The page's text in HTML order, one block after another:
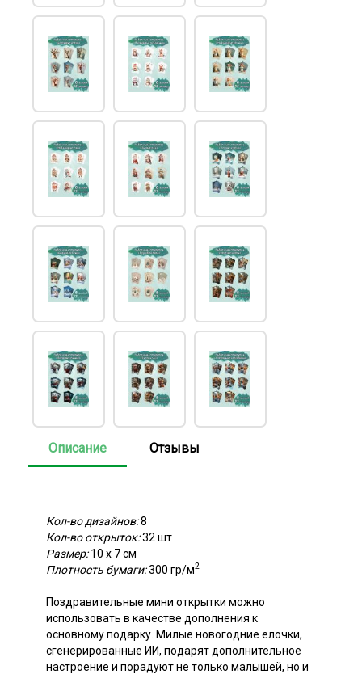
Описание Отзывы
Кол-во дизайнов:8
Кол-во открыток:32 шт
Размер:10 х 7 см
Плотность бумаги:300 гр/м2
Поздравительные мини открытки можно
использовать в качестве дополнения к
основному подарку. Милые новогодние елочки,
сгенерированные ИИ, подарят дополнительное
настроение и порадуют не только малышей, но и